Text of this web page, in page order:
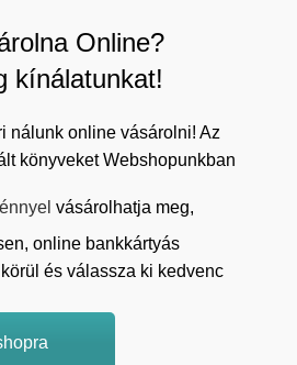
Online?
kínálatunkat!
nálunk online vásárolni! Az
könyveket Webshopunkban
vásárolhatja meg,
online bankkártyás
és válassza ki kedvenc